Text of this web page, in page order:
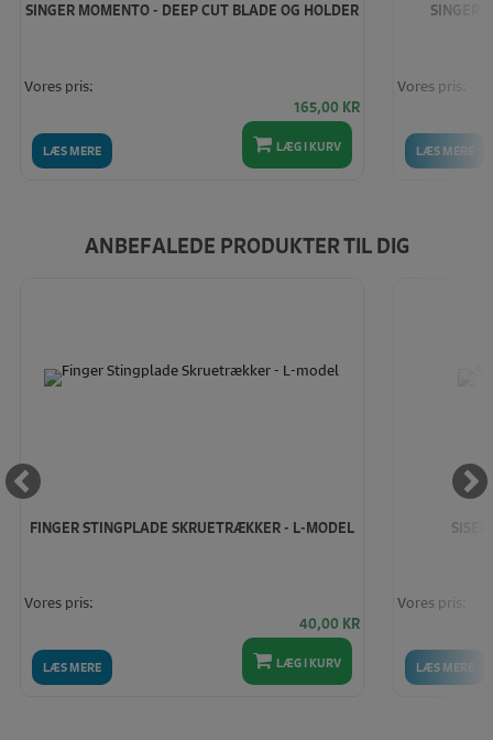
SINGER MOMENTO - DEEP CUT BLADE OG HOLDER
LÆS MERE
Vores pris:
165,00 KR
LÆG I KURV
SINGER
LÆS MERE
Vores pris:
ANBEFALEDE PRODUKTER TIL DIG
FINGER STINGPLADE SKRUETRÆKKER - L-MODEL
LÆS MERE
Vores pris:
40,00 KR
LÆG I KURV LÆS MERE
Vores pris: